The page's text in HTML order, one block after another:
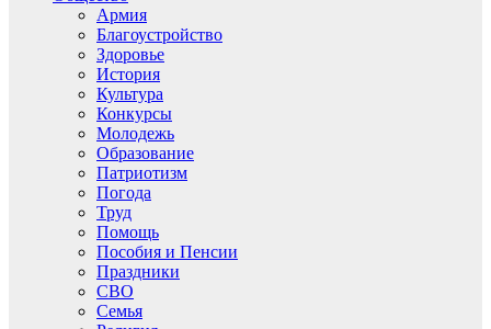
Армия
Благоустройство
Здоровье
История
Культура
Конкурсы
Молодежь
Образование
Патриотизм
Погода
Труд
Помощь
Пособия и Пенсии
Праздники
СВО
Семья